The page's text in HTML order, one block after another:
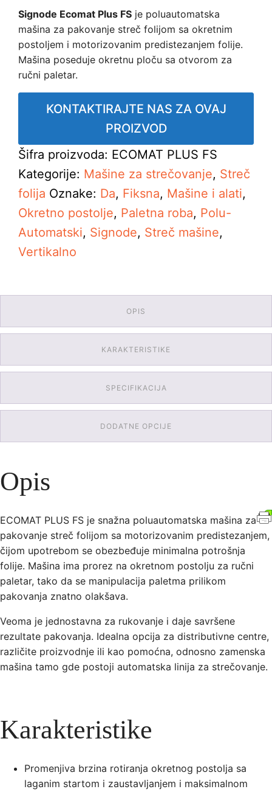
Signode Ecomat Plus FS je poluautomatska
mašina za pakovanje streč folijom sa okretnim
postoljem i motorizovanim predistezanjem folije.
Mašina poseduje okretnu ploču sa otvorom za
ručni paletar.
KONTAKTIRAJTE NAS ZA OVAJ
PROIZVOD
Šifra proizvoda: ECOMAT PLUS FS
Kategorije: Mašine za strečovanje, Streč
folija Oznake: Da, Fiksna, Mašine i alati,
Okretno postolje, Paletna roba, Polu-
Automatski, Signode, Streč mašine,
Vertikalno
OPIS
KARAKTERISTIKE
SPECIFIKACIJA
DODATNE OPCIJE
Opis
ECOMAT PLUS FS je snažna poluautomatska mašina za
pakovanje streč folijom sa motorizovanim predistezanjem,
čijom upotrebom se obezbeđuje minimalna potrošnja
folije. Mašina ima prorez na okretnom postolju za ručni
paletar, tako da se manipulacija paletma prilikom
pakovanja znatno olakšava.
Veoma je jednostavna za rukovanje i daje savršene
rezultate pakovanja. Idealna opcija za distributivne centre,
različite proizvodnje ili kao pomoćna, odnosno zamenska
mašina tamo gde postoji automatska linija za strečovanje.
Karakteristike
Promenjiva brzina rotiranja okretnog postolja sa
laganim startom i zaustavljanjem i maksimalnom